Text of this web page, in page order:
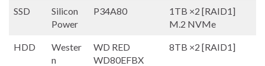
SSD
Silicon
Power
P34A80
1TB ×2 [RAID1]
M.2 NVMe
HDD
Wester
n
WD RED
WD80EFBX
8TB ×2 [RAID1]